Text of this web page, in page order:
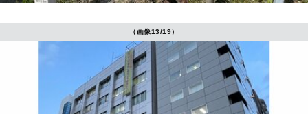
（画像13/19）